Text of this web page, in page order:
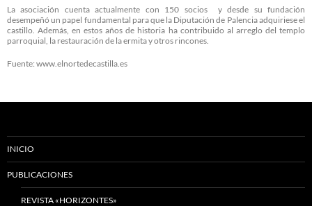
La asociación cuenta actualmente con 150 socios y desde su fundación
desempeñó un papel fundamental para que la Diputación de Palencia adquiriese el
castillo. Además, en estos años de historia ha contribuido al arreglo del templo
parroquial, la restauración de la ermita y otros rincones.
Fuente: www.elnortedecastilla.es
INICIO
PUBLICACIONES
REVISTA «HORIZONTES»